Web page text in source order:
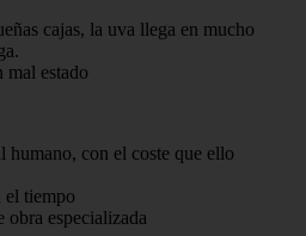
cajas, la uva llega en mucho
mal estado
humano, con el coste que ello
el tiempo
obra especializada